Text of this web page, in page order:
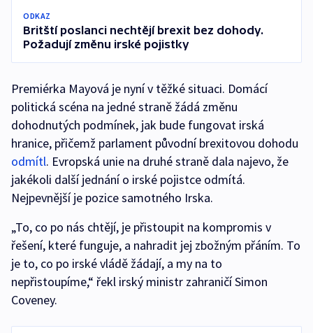
ODKAZ
Britští poslanci nechtějí brexit bez dohody.
Požadují změnu irské pojistky
Premiérka Mayová je nyní v těžké situaci. Domácí
politická scéna na jedné straně žádá změnu
dohodnutých podmínek, jak bude fungovat irská
hranice, přičemž parlament původní brexitovou dohodu
odmítl. Evropská unie na druhé straně dala najevo, že
jakékoli další jednání o irské pojistce odmítá.
Nejpevnější je pozice samotného Irska.
„To, co po nás chtějí, je přistoupit na kompromis v
řešení, které funguje, a nahradit jej zbožným přáním. To
je to, co po irské vládě žádají, a my na to
nepřistoupíme,“ řekl irský ministr zahraničí Simon
Coveney.